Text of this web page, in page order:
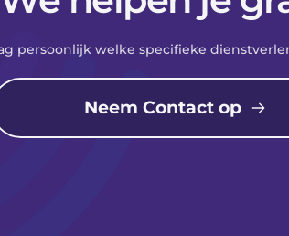
persoonlijk welke specifieke
Neem Contact op